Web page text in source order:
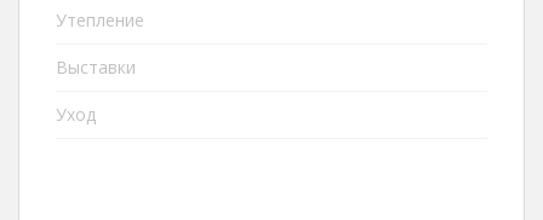
Утепление
Выставки
Уход